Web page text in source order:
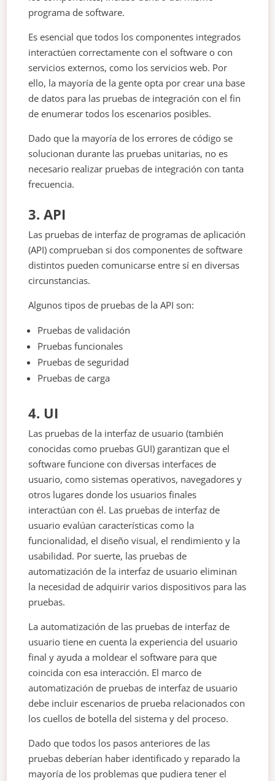
programa de software.
Es esencial que todos los componentes integrados
interactúen correctamente con el software o con
servicios externos, como los servicios web. Por
ello, la mayoría de la gente opta por crear una base
de datos para las pruebas de integración con el fin
de enumerar todos los escenarios posibles.
Dado que la mayoría de los errores de código se
solucionan durante las pruebas unitarias, no es
necesario realizar pruebas de integración con tanta
frecuencia.
3. API
Las pruebas de interfaz de programas de aplicación
(API) comprueban si dos componentes de software
distintos pueden comunicarse entre sí en diversas
circunstancias.
Algunos tipos de pruebas de la API son:
Pruebas de validación
Pruebas funcionales
Pruebas de seguridad
Pruebas de carga
4. UI
Las pruebas de la interfaz de usuario (también
conocidas como pruebas GUI) garantizan que el
software funcione con diversas interfaces de
usuario, como sistemas operativos, navegadores y
otros lugares donde los usuarios finales
interactúan con él. Las pruebas de interfaz de
usuario evalúan características como la
funcionalidad, el diseño visual, el rendimiento y la
usabilidad. Por suerte, las pruebas de
automatización de la interfaz de usuario eliminan
la necesidad de adquirir varios dispositivos para las
pruebas.
La automatización de las pruebas de interfaz de
usuario tiene en cuenta la experiencia del usuario
final y ayuda a moldear el software para que
coincida con esa interacción. El marco de
automatización de pruebas de interfaz de usuario
debe incluir escenarios de prueba relacionados con
los cuellos de botella del sistema y del proceso.
Dado que todos los pasos anteriores de las
pruebas deberían haber identificado y reparado la
mayoría de los problemas que pudiera tener el